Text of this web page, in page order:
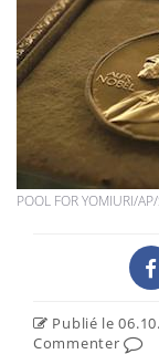
POOL FOR YOMIURI/
Publié le
Commenter